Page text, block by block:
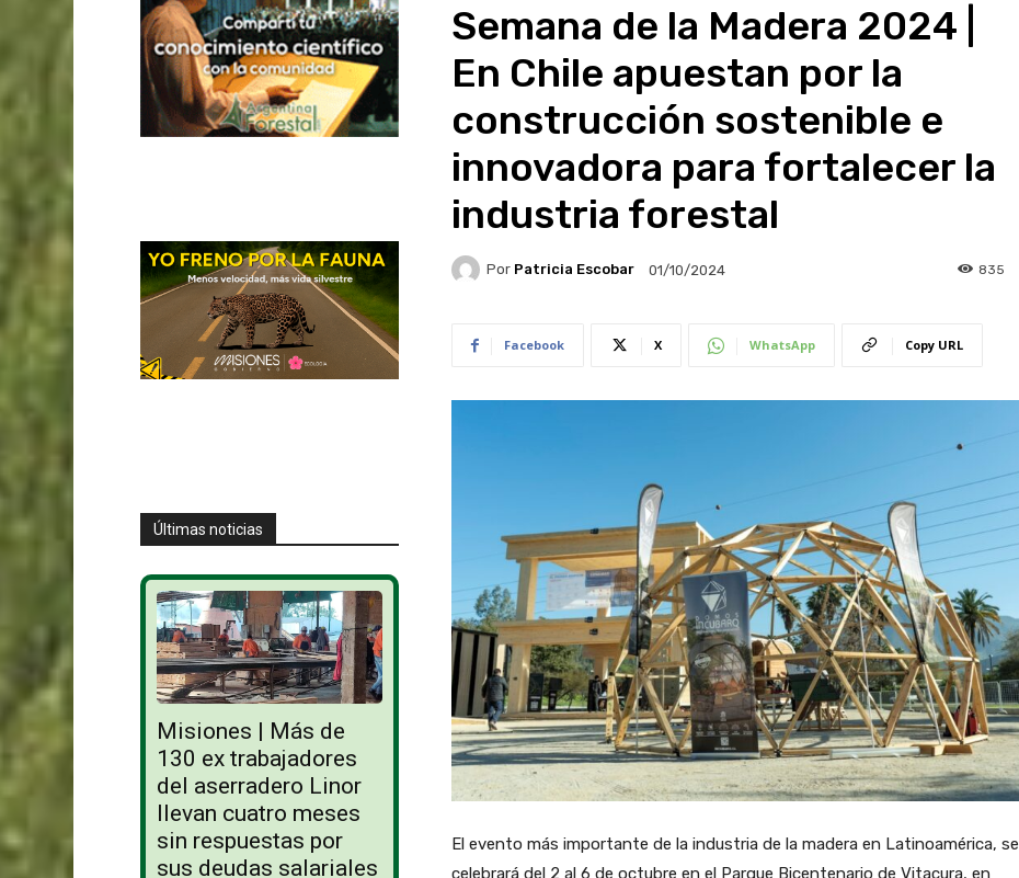
Últimas noticias
Misiones | Más de
130 ex trabajadores
del aserradero Linor
llevan cuatro meses
sin respuestas por
sus deudas salariales
Semana de la Madera 2024 |
En Chile apuestan por la
construcción sostenible e
innovadora para fortalecer la
industria forestal
Por Patricia Escobar 01/10/2024 835
Facebook X WhatsApp Copy URL
El evento más importante de la industria de la madera en Latinoamérica, se
celebrará del 2 al 6 de octubre en el Parque Bicentenario de Vitacura, en